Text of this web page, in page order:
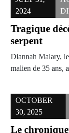
2024
Tragique
serpent
Diannah Malary,
malien de 35 ans,
OCTOBER
30, 2025
Le